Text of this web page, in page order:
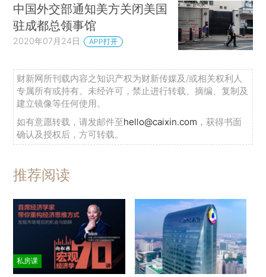
中国外交部通知美方关闭美国
驻成都总领事馆
2020年07月24日 APP打开
财新网所刊载内容之知识产权为财新传媒及/或相关权利人
专属所有或持有。未经许可，禁止进行转载、摘编、复制及
建立镜像等任何使用。
如有意愿转载，请发邮件至hello@caixin.com ，获得书面
确认及授权后，方可转载。
推荐阅读
私房课